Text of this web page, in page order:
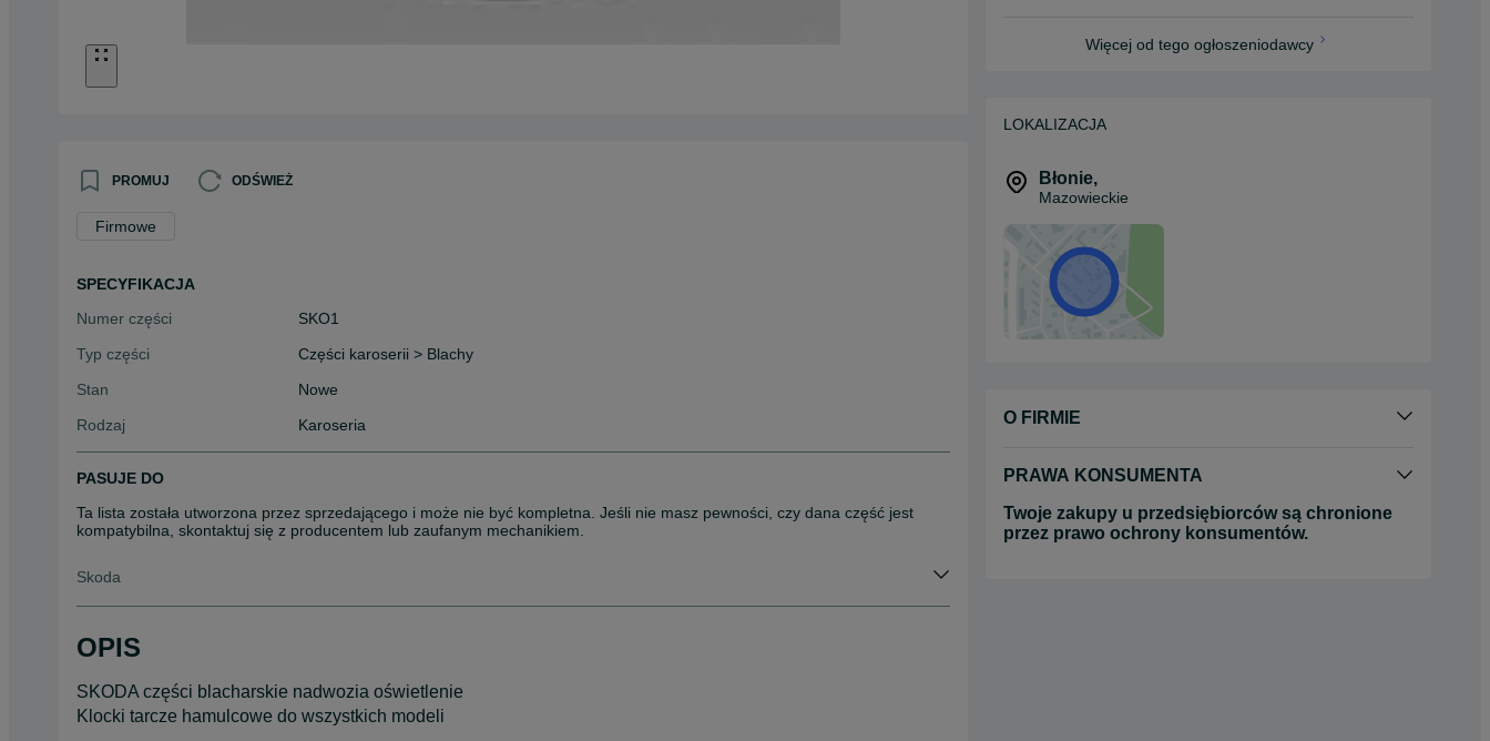
PROMUJ ODŚWIEŻ
Firmowe
SPECYFIKACJA
Numer części
SKO1
Typ części
Części karoserii > Blachy
Stan
Nowe
Rodzaj
Karoseria
PASUJE DO
Ta lista została utworzona przez sprzedającego i może nie być kompletna. Jeśli nie masz pewności, czy dana część jest
kompatybilna, skontaktuj się z producentem lub zaufanym mechanikiem.
Skoda
OPIS
SKODA części blacharskie nadwozia oświetlenie
Klocki tarcze hamulcowe do wszystkich modeli
Więcej od tego ogłoszeniodawcy
LOKALIZACJA
Błonie,
Mazowieckie
O FIRMIE
PRAWA KONSUMENTA
Twoje zakupy u przedsiębiorców są chronione
przez prawo ochrony konsumentów.